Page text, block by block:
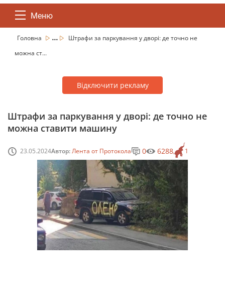
Меню
Головна ...
Штрафи за паркування у дворі: де точно не
можна ст...
Відключити рекламу
Штрафи за паркування у дворі: де точно не
можна ставити машину
23.05.2024Автор:Лента от Протокола 1
0 6288